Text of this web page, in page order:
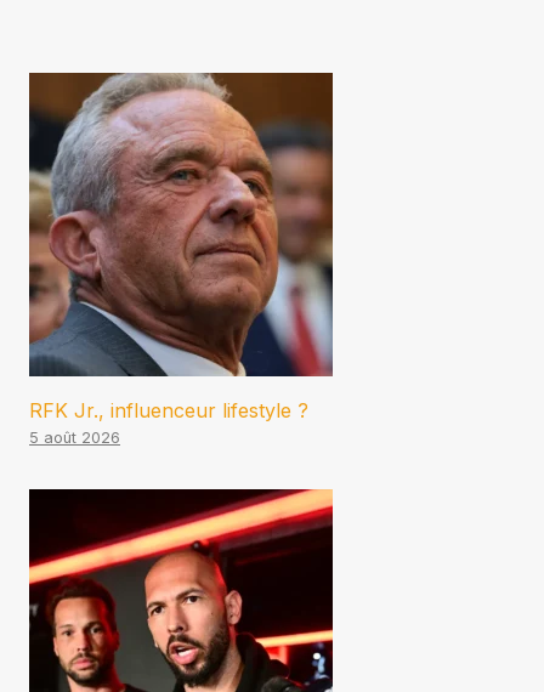
RFK Jr., influenceur lifestyle ?
5 août 2026